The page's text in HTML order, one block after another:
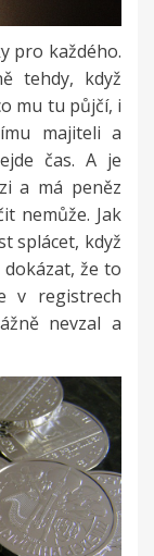
pro každého.
tehdy, když
mu tu půjčí, i
majiteli a
čas. A je
a má peněz
nemůže. Jak
splácet, když
že to
v registrech
nevzal a